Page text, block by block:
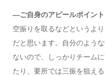
―ご自身のアピールポイント
空振りを取るなどというよ
だと思います。自分のよう
ないので、しっかりチーム
たり、要所では三振を狙え